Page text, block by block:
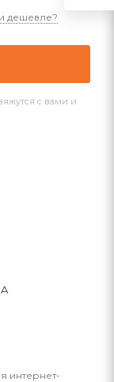
дешевле?
с вами и
интернет-